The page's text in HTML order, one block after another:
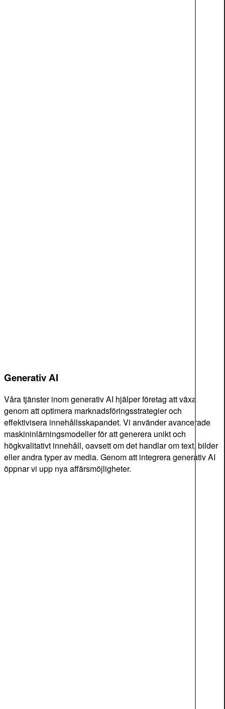
Generativ AI
Våra tjänster inom generativ AI hjälper företag att växa
genom att optimera marknadsföringsstrategier och
effektivisera innehållsskapandet. Vi använder avancerade
maskininlärningsmodeller för att generera unikt och
högkvalitativt innehåll, oavsett om det handlar om text, bilder
eller andra typer av media. Genom att integrera generativ AI
öppnar vi upp nya affärsmöjligheter.